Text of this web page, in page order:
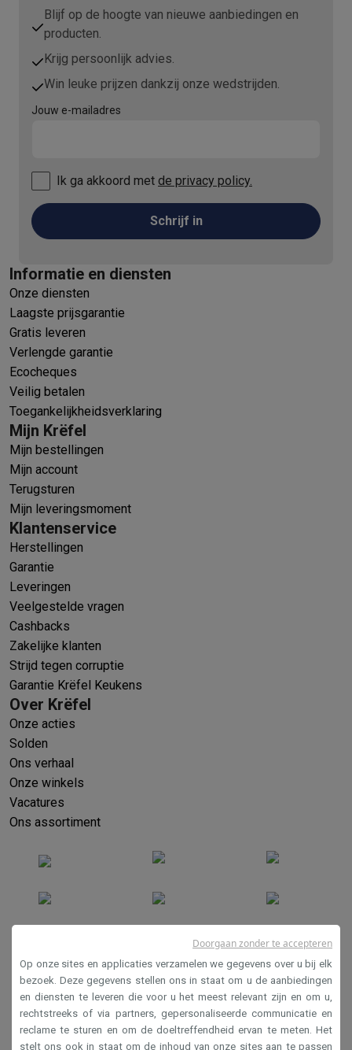
Blijf op de hoogte van nieuwe aanbiedingen en
producten.
Krijg persoonlijk advies.
Win leuke prijzen dankzij onze wedstrijden.
Jouw e-mailadres
Ik ga akkoord met de privacy policy.
Schrijf in
Informatie en diensten
Onze diensten
Laagste prijsgarantie
Gratis leveren
Verlengde garantie
Ecocheques
Veilig betalen
Toegankelijkheidsverklaring
Mijn Krëfel
Mijn bestellingen
Mijn account
Terugsturen
Mijn leveringsmoment
Klantenservice
Herstellingen
Garantie
Leveringen
Veelgestelde vragen
Cashbacks
Zakelijke klanten
Strijd tegen corruptie
Garantie Krëfel Keukens
Over Krëfel
Onze acties
Solden
Ons verhaal
Onze winkels
Vacatures
Ons assortiment
Verkoopsvoorwaarden
Privacy
Disclaimer
Op onze sites en applicaties verzamelen we gegevens over u bij elk
bezoek. Deze gegevens stellen ons in staat om u de aanbiedingen
en diensten te leveren die voor u het meest relevant zijn en om u,
rechtstreeks of via partners, gepersonaliseerde communicatie en
reclame te sturen en om de doeltreffendheid ervan te meten. Het
stelt ons ook in staat om de inhoud van onze sites aan te passen
Doorgaan zonder te accepteren